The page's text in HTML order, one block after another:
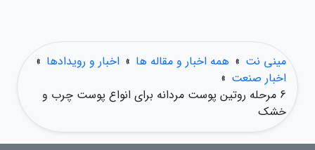
مینی نت » همه اخبار و مقاله ها » اخبار و رویدادها »
اخبار صنعت »
6 مرحله روتین پوست مردانه برای انواع پوست چرب و
خشک